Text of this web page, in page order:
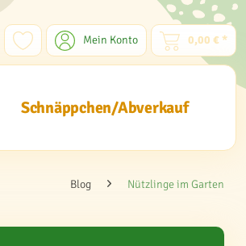
Mein Konto 0,00 € *
Schnäppchen/Abverkauf
Blog Nützlinge im Garten